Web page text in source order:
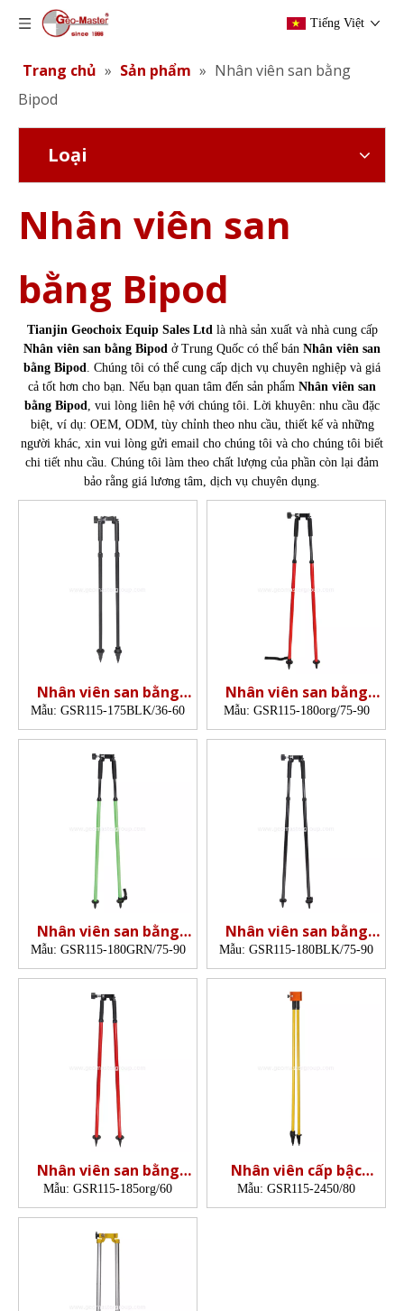
Tiếng Việt
Trang chủ » Sản phẩm » Nhân viên san bằng
Bipod
Loại
Nhân viên san
bằng Bipod
Tianjin Geochoix Equip Sales Ltdlà nhà sản xuất và nhà cung cấp
Nhân viên san bằng Bipod ở Trung Quốc có thể bán Nhân viên san
bằng Bipod. Chúng tôi có thể cung cấp dịch vụ chuyên nghiệp và giá
cả tốt hơn cho bạn. Nếu bạn quan tâm đến sản phẩm Nhân viên san
bằng Bipod, vui lòng liên hệ với chúng tôi. Lời khuyên: nhu cầu đặc
biệt, ví dụ: OEM, ODM, tùy chỉnh theo nhu cầu, thiết kế và những
người khác, xin vui lòng gửi email cho chúng tôi và cho chúng tôi biết
chi tiết nhu cầu. Chúng tôi làm theo chất lượng của phần còn lại đảm
bảo rằng giá lương tâm, dịch vụ chuyên dụng.
Nhân viên san bằng
Bipod (1,75m, BLK)
Mẫu: GSR115-175BLK/36-60
Nhân viên san bằng
bipod (1,8m, org)
Mẫu: GSR115-180org/75-90
Nhân viên san bằng
Bipod (1,8M, GRN)
Mẫu: GSR115-180GRN/75-90
Nhân viên san bằng
bipod (1,8m, blk)
Mẫu: GSR115-180BLK/75-90
Nhân viên san bằng
Bipod (1,85m, BLK)
Mẫu: GSR115-185org/60
Nhân viên cấp bậc
Bipod (2,45m)
Mẫu: GSR115-2450/80